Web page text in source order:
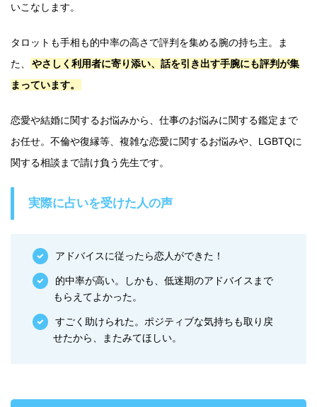
いこなします。
タロットも手相も的中率の高さで評判を集める腕の持ち主。ま
た、
やさしく利用者に寄り添い、話を引き出す手腕にも評判が集
まっています。
恋愛や結婚に関するお悩みから、仕事のお悩みに関する鑑定まで
お任せ。不倫や復縁等、複雑な恋愛に関するお悩みや、LGBTQに
関する相談まで請け負う先生です。
実際に占いを受けた人の声
アドバイスに従ったら恋人ができた！
的中率が高い。しかも、低迷期のアドバイスまで
もらえてよかった。
すごく助けられた。ポジティブな気持ちも取り戻
せたから、またみてほしい。